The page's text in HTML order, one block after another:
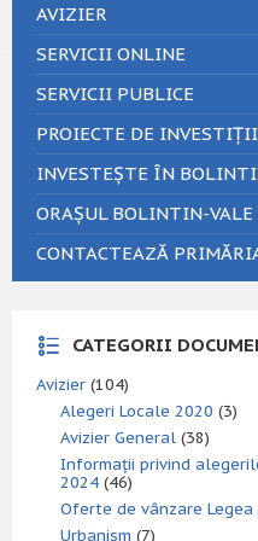
AVIZIER
SERVICII ONLINE
SERVICII PUBLICE
PROIECTE DE INVESTIȚII
INVESTEȘTE ÎN
ORAȘUL BOLINTIN-VALE
CONTACTEAZĂ
CATEGORII
Avizier (104)
Alegeri Locale 2020 (3)
Avizier General (38)
Informații privind
2024 (46)
Oferte de vânzare
Urbanism (7)